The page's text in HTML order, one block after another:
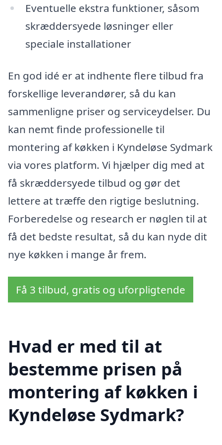
Eventuelle ekstra funktioner, såsom
skræddersyede løsninger eller
speciale installationer
En god idé er at indhente flere tilbud fra
forskellige leverandører, så du kan
sammenligne priser og serviceydelser. Du
kan nemt finde professionelle til
montering af køkken i Kyndeløse Sydmark
via vores platform. Vi hjælper dig med at
få skræddersyede tilbud og gør det
lettere at træffe den rigtige beslutning.
Forberedelse og research er nøglen til at
få det bedste resultat, så du kan nyde dit
nye køkken i mange år frem.
Få 3 tilbud, gratis og uforpligtende
Hvad er med til at
bestemme prisen på
montering af køkken i
Kyndeløse Sydmark?